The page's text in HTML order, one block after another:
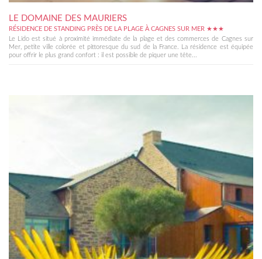
LE DOMAINE DES MAURIERS
RÉSIDENCE DE STANDING PRÈS DE LA PLAGE À CAGNES SUR MER ★★★
Le Lido est situé à proximité immédiate de la plage et des commerces de Cagnes sur
Mer, petite ville colorée et pittoresque du sud de la France. La résidence est équipée
pour offrir le plus grand confort : il est possible de piquer une tête...